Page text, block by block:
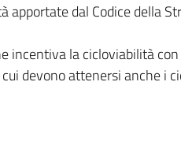
dal Codice della
incentiva la cicloviabilità
devono attenersi anche i